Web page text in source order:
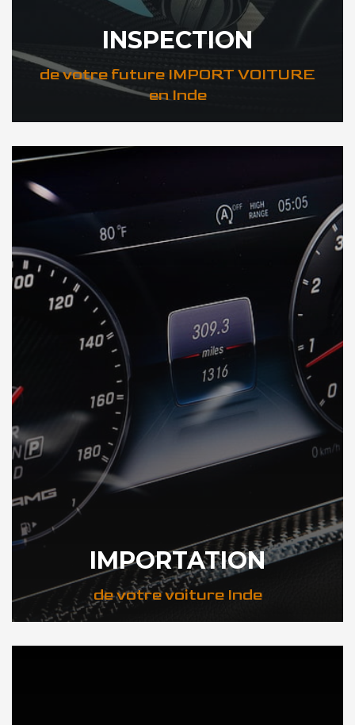
INSPECTION
de votre future IMPORT VOITURE
en Inde
DÉCOUVREZ VOTRE INSPECTION AUTO en Inde
IMPORTATION
de votre voiture Inde